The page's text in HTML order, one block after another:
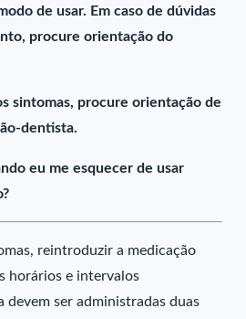
de usar. Em caso de dúvidas
procure orientação do
sintomas, procure orientação de
dentista.
eu me esquecer de usar
reintroduzir a medicação
horários e intervalos
devem ser administradas duas